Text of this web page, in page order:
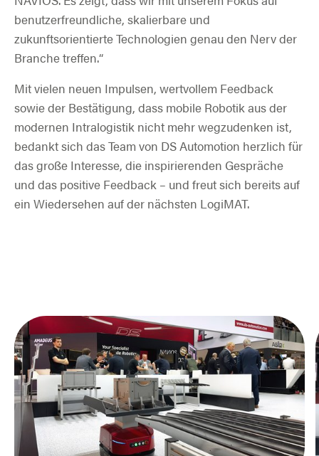
benutzerfreundliche, skalierbare und
zukunftsorientierte Technologien genau den Nerv der
Branche treffen.“
Mit vielen neuen Impulsen, wertvollem Feedback
sowie der Bestätigung, dass mobile Robotik aus der
modernen Intralogistik nicht mehr wegzudenken ist,
bedankt sich das Team von DS Automotion herzlich für
das große Interesse, die inspirierenden Gespräche
und das positive Feedback – und freut sich bereits auf
ein Wiedersehen auf der nächsten LogiMAT.
Slider überspringen